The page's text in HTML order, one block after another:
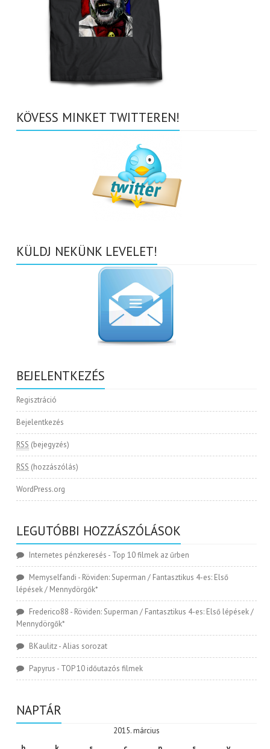
KÖVESS MINKET TWITTEREN!
KÜLDJ NEKÜNK LEVELET!
BEJELENTKEZÉS
Regisztráció
Bejelentkezés
RSS (bejegyzés)
RSS (hozzászólás)
WordPress.org
LEGUTÓBBI HOZZÁSZÓLÁSOK
Internetes pénzkeresés - Top 10 filmek az űrben
Memyselfandi - Röviden: Superman / Fantasztikus 4-es: Első
lépések / Mennydörgők*
Frederico88 - Röviden: Superman / Fantasztikus 4-es: Első lépések /
Mennydörgők*
BKaulitz-Alias sorozat
Papyrus - TOP 10 időutazós filmek
NAPTÁR
2015. március